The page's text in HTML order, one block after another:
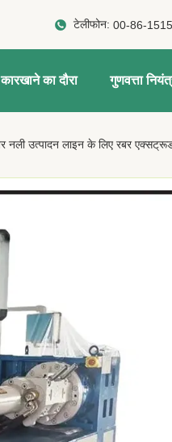
टेलीफोन:00-86-
कारखाने का दौरा गुणवत्ता
नली उत्पादन लाइन के लिए रबर